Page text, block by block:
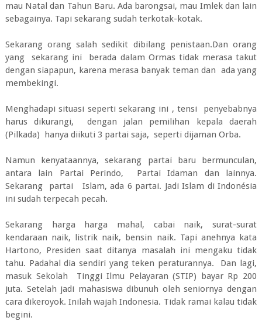
mau Natal dan Tahun Baru. Ada barongsai, mau Imlek dan lain
sebagainya. Tapi sekarang sudah terkotak-kotak.
Sekarang orang salah sedikit dibilang penistaan.Dan orang
yang sekarang ini berada dalam Ormas tidak merasa takut
dengan siapapun, karena merasa banyak teman dan ada yang
membekingi.
Menghadapi situasi seperti sekarang ini , tensi penyebabnya
harus dikurangi, dengan jalan pemilihan kepala daerah
(Pilkada) hanya diikuti 3 partai saja, seperti dijaman Orba.
Namun kenyataannya, sekarang partai baru bermunculan,
antara lain Partai Perindo, Partai Idaman dan lainnya.
Sekarang partai Islam, ada 6 partai. Jadi Islam di Indonésia
ini sudah terpecah pecah.
Sekarang harga harga mahal, cabai naik, surat-surat
kendaraan naik, listrik naik, bensin naik. Tapi anehnya kata
Hartono, Presiden saat ditanya masalah ini mengaku tidak
tahu. Padahal dia sendiri yang teken peraturannya. Dan lagi,
masuk Sekolah Tinggi Ilmu Pelayaran (STIP) bayar Rp 200
juta. Setelah jadi mahasiswa dibunuh oleh seniornya dengan
cara dikeroyok. Inilah wajah Indonesia. Tidak ramai kalau tidak
begini.